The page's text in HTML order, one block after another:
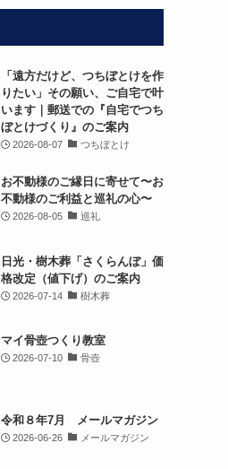
「遠方だけど、つちぼとけを作
りたい」その願い、ご自宅で叶
います｜郵送での『自宅でつち
ぼとけづくり』のご案内
2026-08-07 つちぼとけ
お不動様のご縁日に寄せて〜お
不動様のご利益と巡礼の心〜
2026-08-05 巡礼
日光・樹木葬「さくらんぼ」価
格改定（値下げ）のご案内
2026-07-14 樹木葬
マイ骨壺つくり教室
2026-07-10 骨壺
令和８年7月 メールマガジン
2026-06-26 メールマガジン